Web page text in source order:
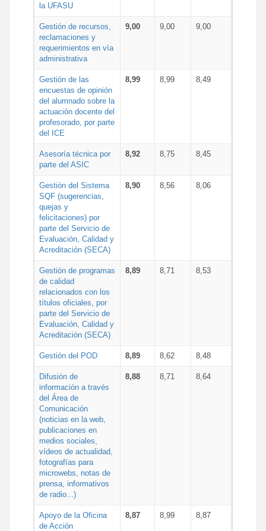
la UFASU
Gestión de recursos,
reclamaciones y
requerimientos en vía
administrativa
9,00 9,00 9,00
Gestión de las
encuestas de opinión
del alumnado sobre la
actuación docente del
profesorado, por parte
del ICE
8,99 8,99 8,49
Asesoría técnica por
parte del ASIC
8,92 8,75 8,45
Gestión del Sistema
SQF (sugerencias,
quejas y
felicitaciones) por
parte del Servicio de
Evaluación, Calidad y
Acreditación (SECA)
8,90 8,56 8,06
Gestión de programas
de calidad
relacionados con los
títulos oficiales, por
parte del Servicio de
Evaluación, Calidad y
Acreditación (SECA)
8,89 8,71 8,53
Gestión del POD 8,89 8,62 8,48
Difusión de
información a través
del Área de
Comunicación
(noticias en la web,
publicaciones en
medios sociales,
vídeos de actualidad,
fotografías para
microwebs, notas de
prensa, informativos
de radio...)
8,88 8,71 8,64
Apoyo de la Oficina
de Acción
8,87 8,99 8,87